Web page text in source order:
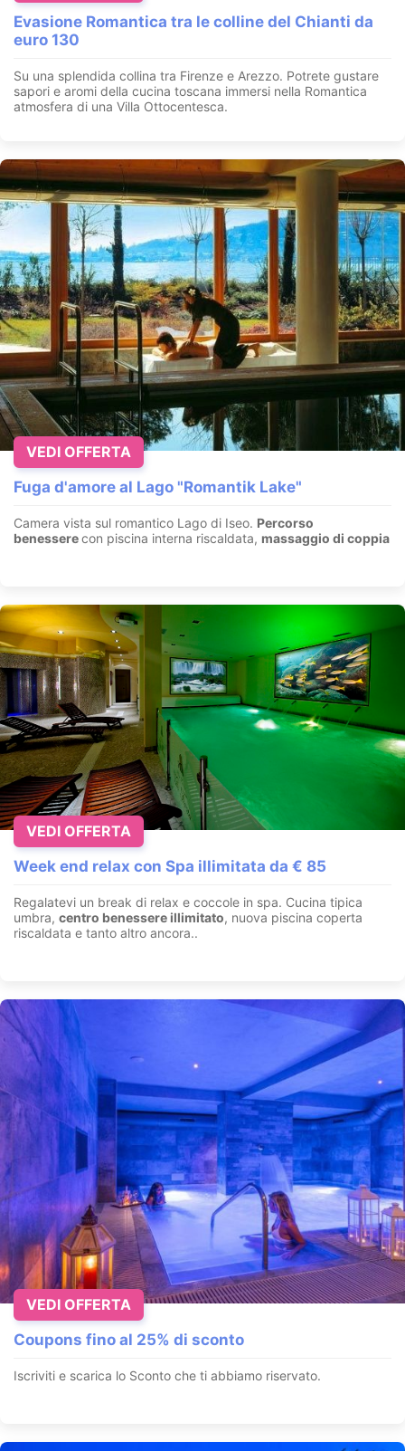
Evasione Romantica tra le colline del Chianti da
euro 130
Su una splendida collina tra Firenze e Arezzo. Potrete gustare
sapori e aromi della cucina toscana immersi nella Romantica
atmosfera di una Villa Ottocentesca.
Fuga d'amore al Lago "Romantik Lake"
Camera vista sul romantico Lago di Iseo. Percorso
benesserecon piscina interna riscaldata, massaggio di coppia
VEDI OFFERTA
Week end relax con Spa illimitata da € 85
Regalatevi un break di relax e coccole in spa. Cucina tipica
umbra, centro benessere illimitato, nuova piscina coperta
riscaldata e tanto altro ancora..
VEDI OFFERTA
Coupons fino al 25% di sconto
Iscriviti e scarica lo Sconto che ti abbiamo riservato.
VEDI OFFERTA